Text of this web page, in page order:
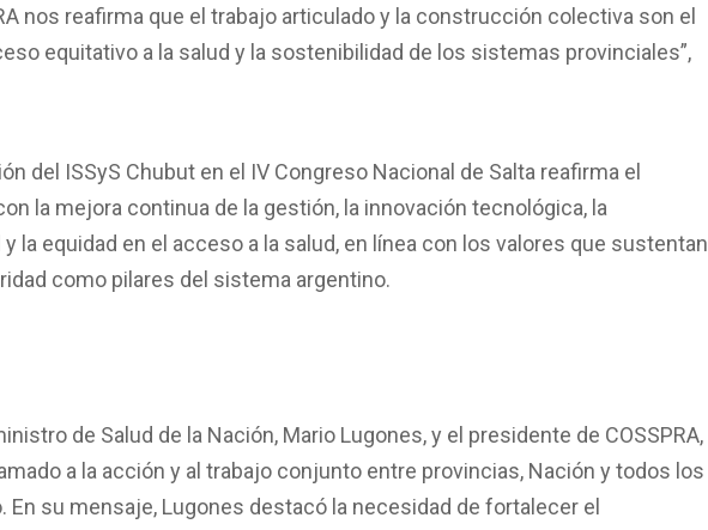
nos reafirma que el trabajo articulado y la construcción colectiva son el
equitativo a la salud y la sostenibilidad de los sistemas provinciales”,
del ISSyS Chubut en el IV Congreso Nacional de Salta reafirma el
la mejora continua de la gestión, la innovación tecnológica, la
la equidad en el acceso a la salud, en línea con los valores que sustentan
como pilares del sistema argentino.
de Salud de la Nación, Mario Lugones, y el presidente de COSSPRA,
a la acción y al trabajo conjunto entre provincias, Nación y todos los
su mensaje, Lugones destacó la necesidad de fortalecer el